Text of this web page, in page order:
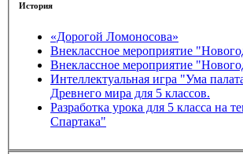
История
«Дорогой Ломоносова»
Внеклассное мероприятие
Внеклассное мероприятие
Интеллектуальная игра "Ума
Древнего мира для 5 классов.
Разработка урока для 5 класса на тему "Восстание
Спартака"